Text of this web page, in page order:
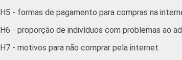
H5 - formas de pagamento para compras na
H6 - proporção de indivíduos com problemas ao
H7 - motivos para não comprar pela internet